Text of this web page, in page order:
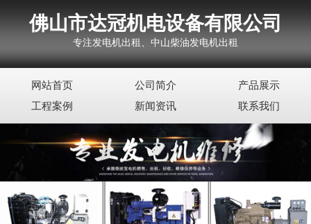
佛山市达冠机电设备有限公司
专注发电机出租、中山柴油发电机出租
网站首页 公司简介
产品展示
工程案例
新闻资讯 联系我们